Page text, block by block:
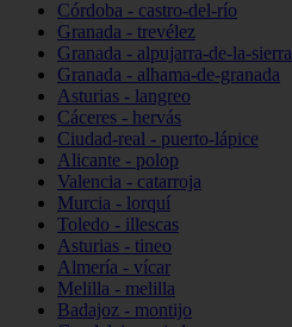
Córdoba - castro-del-río
Granada - trevélez
Granada - alpujarra-de-la-sierra
Granada - alhama-de-granada
Asturias - langreo
Cáceres - hervás
Ciudad-real - puerto-lápice
Alicante - polop
Valencia - catarroja
Murcia - lorquí
Toledo - illescas
Asturias - tineo
Almería - vícar
Melilla - melilla
Badajoz - montijo